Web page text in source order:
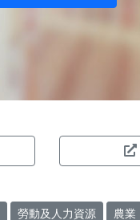
勞動及人力資源 農業